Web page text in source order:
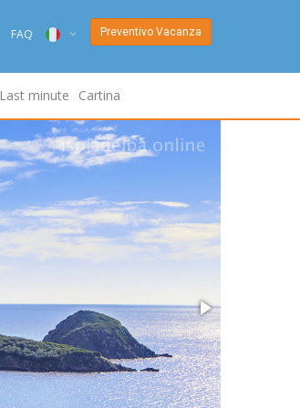
FAQ
ENG
DEU
NED
FRA
DAN
ESP
SLO
Preventivo Vacanza
Last minute Cartina